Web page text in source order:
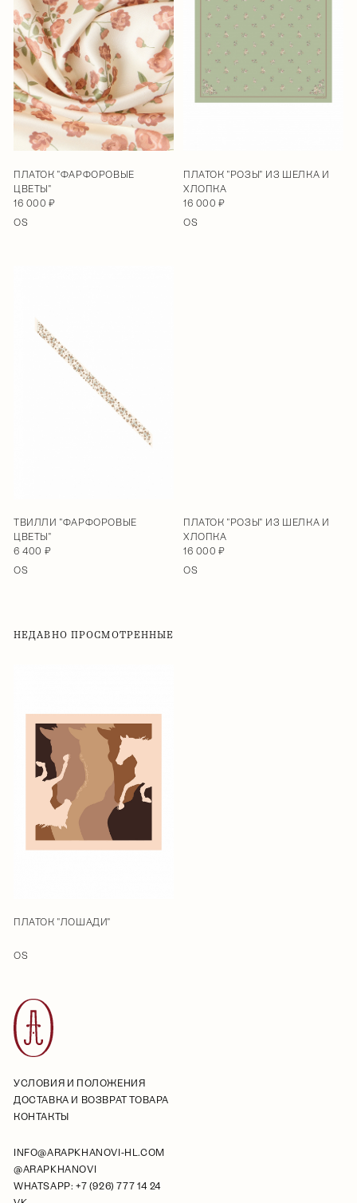
ПЛАТОК "ФАРФОРОВЫЕ
ЦВЕТЫ"
16 000 ₽
OS
ПЛАТОК "РОЗЫ" ИЗ ШЕЛКА И
ХЛОПКА
16 000 ₽
OS
ТВИЛЛИ "ФАРФОРОВЫЕ
ЦВЕТЫ"
6 400 ₽
OS
ПЛАТОК "РОЗЫ" ИЗ ШЕЛКА И
ХЛОПКА
16 000 ₽
OS
НЕДАВНО ПРОСМОТРЕННЫЕ
ПЛАТОК "ЛОШАДИ"
OS
УСЛОВИЯ И ПОЛОЖЕНИЯ
ДОСТАВКА И ВОЗВРАТ ТОВАРА
КОНТАКТЫ
INFO@ARAPKHANOVI-HL.COM
@ARAPKHANOVI
WHATSAPP: +7 (926) 777 14 24